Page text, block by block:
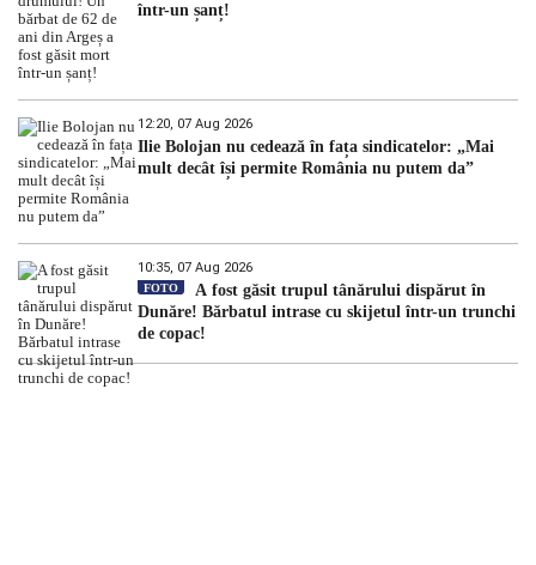
într-un șanț!
12:20, 07 Aug 2026
Ilie Bolojan nu cedează în fața sindicatelor: „Mai
mult decât își permite România nu putem da”
10:35, 07 Aug 2026
FOTO
A fost găsit trupul tânărului dispărut în
Dunăre! Bărbatul intrase cu skijetul într-un trunchi
de copac!